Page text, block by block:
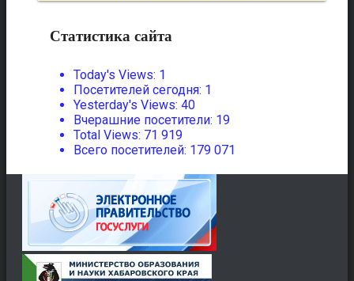
Статистика сайта
Today's Views: 1
Посетителей сегодня: 1
Yesterday's Views: 40
Вчерашние посетители: 19
Total Views: 71 919
Всего посетителей: 179 071